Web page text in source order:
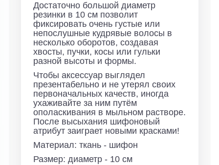
Достаточно большой диаметр
резинки в 10 см позволит
фиксировать очень густые или
непослушные кудрявые волосы в
несколько оборотов, создавая
хвосты, пучки, косы или гульки
разной высоты и формы.
Чтобы аксессуар выглядел
презентабельно и не утерял своих
первоначальных качеств, иногда
ухаживайте за ним путём
ополаскивания в мыльном растворе.
После высыхания шифоновый
атрибут заиграет новыми красками!
Материал: ткань - шифон
Размер: диаметр - 10 см